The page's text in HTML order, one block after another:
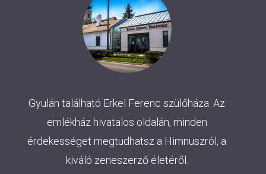
Gyulán található Erkel Ferenc szülőháza. Az
emlékház hivatalos oldalán, minden
érdekességet megtudhatsz a Himnuszról, a
kiváló zeneszerző életéről.